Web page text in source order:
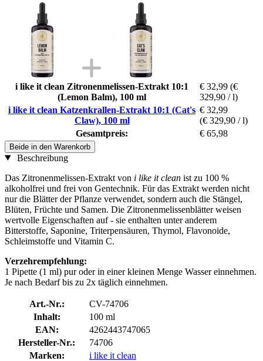
i like it clean Zitronenmelissen-Extrakt 10:1
(Lemon Balm), 100 ml
€ 32,99 (€
329,90 / l)
i like it clean Katzenkrallen-Extrakt 10:1 (Cat's
Claw), 100 ml
€ 32,99
(€ 329,90 / l)
Gesamtpreis:
€ 65,98
Beide in den Warenkorb
Beschreibung
Das Zitronenmelissen-Extrakt von i like it clean ist zu 100 %
alkoholfrei und frei von Gentechnik. Für das Extrakt werden nicht
nur die Blätter der Pflanze verwendet, sondern auch die Stängel,
Blüten, Früchte und Samen. Die Zitronenmelissenblätter weisen
wertvolle Eigenschaften auf - sie enthalten unter anderem
Bitterstoffe, Saponine, Triterpensäuren, Thymol, Flavonoide,
Schleimstoffe und Vitamin C.
Verzehrempfehlung:
1 Pipette (1 ml) pur oder in einer kleinen Menge Wasser einnehmen.
Je nach Bedarf bis zu 2x täglich einnehmen.
Art.-Nr.:
CV-74706
Inhalt:
100 ml
EAN:
4262443747065
Hersteller-Nr.:
74706
Marken:
i like it clean